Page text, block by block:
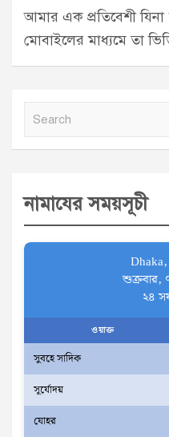
আমার এক প্রতিবেশী
মোবাইলের মাধ্যমে তা
c
h
নামাযের সময়সূচী
শুক্রবার,
২৪
ওয়াক্ত
সুবহে সাদিক
সূর্যোদয়
যোহর